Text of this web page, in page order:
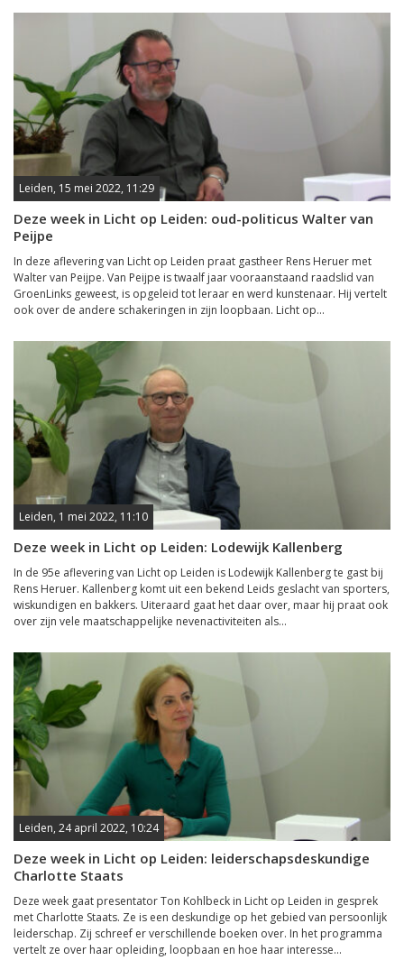
Leiden, 15 mei 2022, 11:29
Deze week in Licht op Leiden: oud-politicus Walter van
Peijpe
In deze aflevering van Licht op Leiden praat gastheer Rens Heruer met
Walter van Peijpe. Van Peijpe is twaalf jaar vooraanstaand raadslid van
GroenLinks geweest, is opgeleid tot leraar en werd kunstenaar. Hij vertelt
ook over de andere schakeringen in zijn loopbaan. Licht op...
Leiden, 1 mei 2022, 11:10
Deze week in Licht op Leiden: Lodewijk Kallenberg
In de 95e aflevering van Licht op Leiden is Lodewijk Kallenberg te gast bij
Rens Heruer. Kallenberg komt uit een bekend Leids geslacht van sporters,
wiskundigen en bakkers. Uiteraard gaat het daar over, maar hij praat ook
over zijn vele maatschappelijke nevenactiviteiten als...
Leiden, 24 april 2022, 10:24
Deze week in Licht op Leiden: leiderschapsdeskundige
Charlotte Staats
Deze week gaat presentator Ton Kohlbeck in Licht op Leiden in gesprek
met Charlotte Staats. Ze is een deskundige op het gebied van persoonlijk
leiderschap. Zij schreef er verschillende boeken over. In het programma
vertelt ze over haar opleiding, loopbaan en hoe haar interesse...